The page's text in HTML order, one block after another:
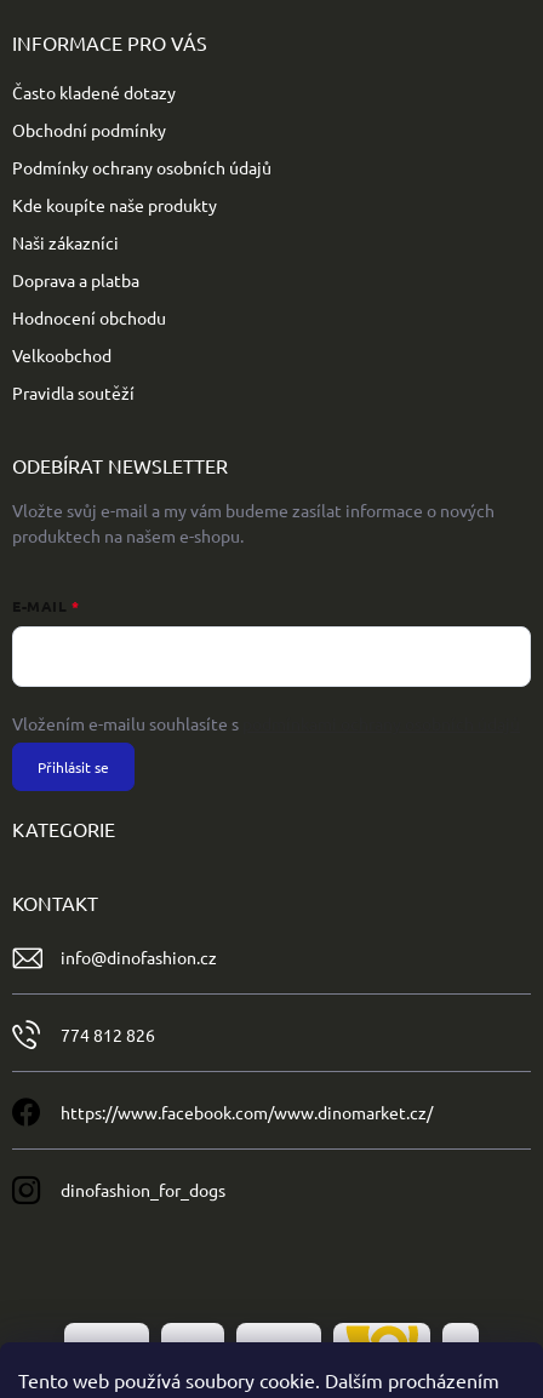
Tento web používá soubory cookie. Dalším procházením
INFORMACE PRO VÁS
Často kladené dotazy
Obchodní podmínky
Podmínky ochrany osobních údajů
Kde koupíte naše produkty
Naši zákazníci
Doprava a platba
Hodnocení obchodu
Velkoobchod
Pravidla soutěží
ODEBÍRAT NEWSLETTER
Vložte svůj e-mail a my vám budeme zasílat informace o nových
produktech na našem e-shopu.
E-MAIL
Vložením e-mailu souhlasíte s
Přihlásit se
KATEGORIE
KONTAKT
info@dinofashion.cz
774 812 826
https://www.facebook.com/www.dinomarket.cz/
dinofashion_for_dogs